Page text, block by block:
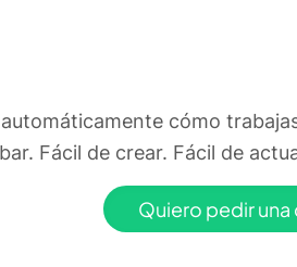
cómo
Fácil de crear. Fácil de
Quiero pedir una